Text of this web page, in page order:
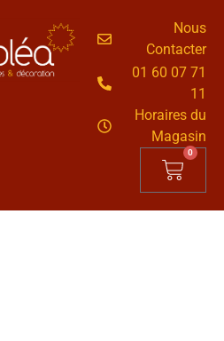
Nous
Contacter
01 60 07 71
11
Horaires du
Magasin
0